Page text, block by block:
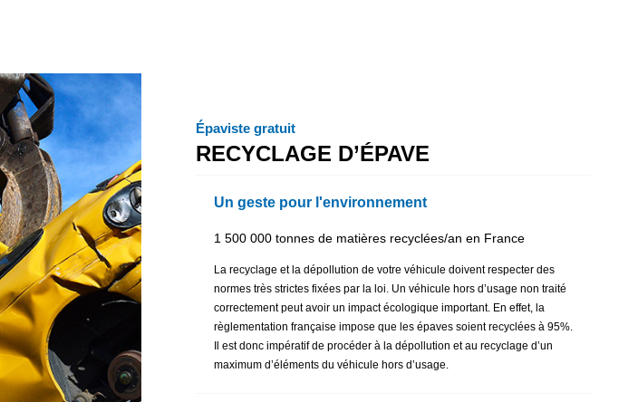
Épaviste gratuit
RECYCLAGE D’ÉPAVE
Un geste pour l'environnement
1 500 000 tonnes de matières recyclées/an en France
La recyclage et la dépollution de votre véhicule doivent respecter des
normes très strictes fixées par la loi. Un véhicule hors d’usage non traité
correctement peut avoir un impact écologique important. En effet, la
règlementation française impose que les épaves soient recyclées à 95%.
Il est donc impératif de procéder à la dépollution et au recyclage d’un
maximum d’éléments du véhicule hors d’usage.